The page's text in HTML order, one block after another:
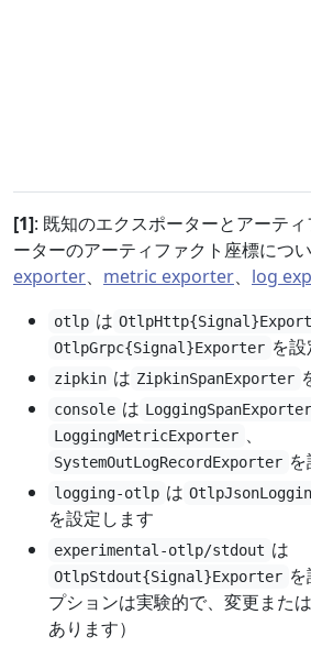
[1]: 既知のエクスポーターとアーテ
ーターのアーティファクト座標につ
exporter、 metric exporter、 log
otlp は
OtlpGrpc{Signal}Exporter を
zipkin は ZipkinSpanExporter
console は LoggingSpanExporter
LoggingMetricExporter 、
SystemOutLogRecordExporter
logging-otlp は
を設定します
experimental-otlp/stdout は
OtlpStdout{Signal}Exporter
プションは実験的で、変更また
あります）